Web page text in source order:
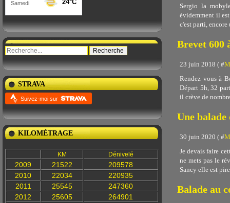
STRAVA
Suivez-moi sur
KILOMÉTRAGE
KM Dénivelé
2009 21522
209578
2010
22034
220935
2011
25545
247360
2012
25605
264901
Sergio la
évidemment il
c'est parti,
Brevet 600
23 juin 2018 ( #
Rendez vous à
Départ 5h, 32
il crève de
Une balade
30 juin 2020 ( #
Je devais faire
ne mets pas le
Sancy elle est
Balade au